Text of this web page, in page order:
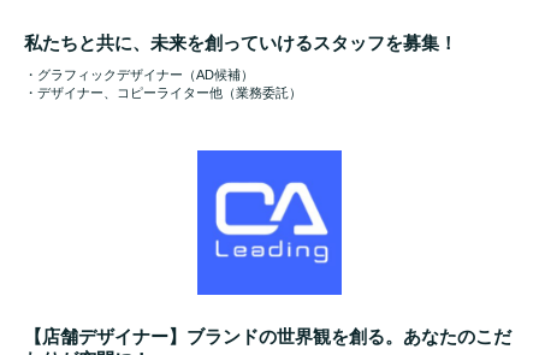
私たちと共に、未来を創っていけるスタッフを募集！
・グラフィックデザイナー（AD候補）
・デザイナー、コピーライター他（業務委託）
【店舗デザイナー】ブランドの世界観を創る。あなたのこだ